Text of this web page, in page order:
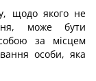
щодо якого не
може бути
за місцем
особи, яка